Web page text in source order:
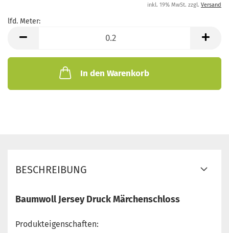
inkl. 19% MwSt. zzgl. Versand
lfd. Meter:
Meter
In den Warenkorb
BESCHREIBUNG
Baumwoll Jersey Druck Märchenschloss
Produkteigenschaften: